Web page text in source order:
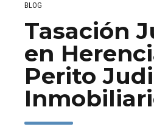
BLOG
Tasación
en
Perito